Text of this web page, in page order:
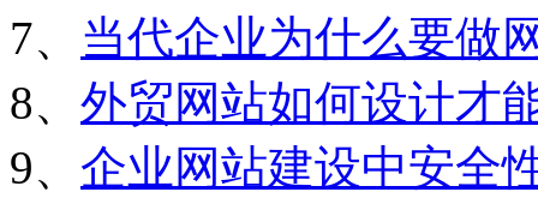
7、 当代企业为什么要做
8、 外贸网站如何设计才
9、 企业网站建设中安全